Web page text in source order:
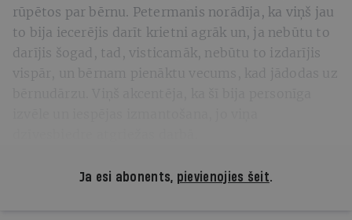
rūpētos par bērnu. Petermanis norādīja, ka viņš jau
to bija iecerējis darīt krietni agrāk un, ja nebūtu to
darījis šogad, tad, visticamāk, nebūtu to izdarījis
vispār, un bērnam pienāktu vecums, kad jādodas uz
Ja esi abonents, pievienojies šeit.